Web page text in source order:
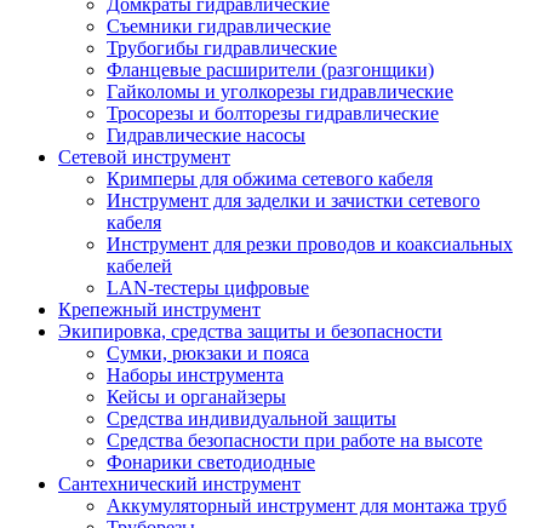
Домкраты гидравлические
Съемники гидравлические
Трубогибы гидравлические
Фланцевые расширители (разгонщики)
Гайколомы и уголкорезы гидравлические
Тросорезы и болторезы гидравлические
Гидравлические насосы
Сетевой инструмент
Кримперы для обжима сетевого кабеля
Инструмент для заделки и зачистки сетевого
кабеля
Инструмент для резки проводов и коаксиальных
кабелей
LAN-тестеры цифровые
Крепежный инструмент
Экипировка, средства защиты и безопасности
Сумки, рюкзаки и пояса
Наборы инструмента
Кейсы и органайзеры
Средства индивидуальной защиты
Средства безопасности при работе на высоте
Фонарики светодиодные
Сантехнический инструмент
Аккумуляторный инструмент для монтажа труб